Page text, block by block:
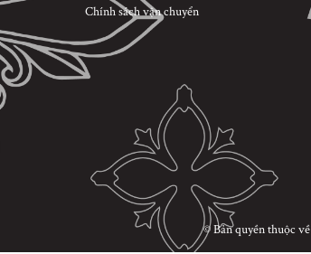
Chính sách vận chuyển
© Bản quyền thuộc về